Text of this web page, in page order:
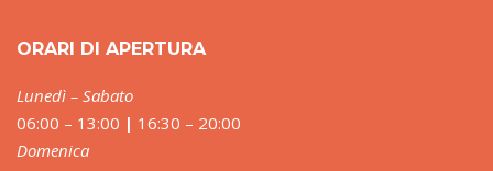
ORARI DI APERTURA
Lunedì – Sabato
06:00 – 13:00 | 16:30 – 20:00
Domenica